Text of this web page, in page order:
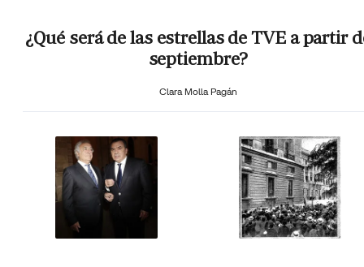
¿Qué será de las estrellas de TVE a partir
septiembre?
Clara Molla Pagán